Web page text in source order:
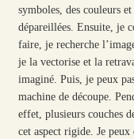
symboles, des couleurs
dépareillées. Ensuite, je
faire, je recherche
je la vectorise et la
imaginé. Puis, je peux
machine de découpe.
effet, plusieurs couches
cet aspect rigide. Je